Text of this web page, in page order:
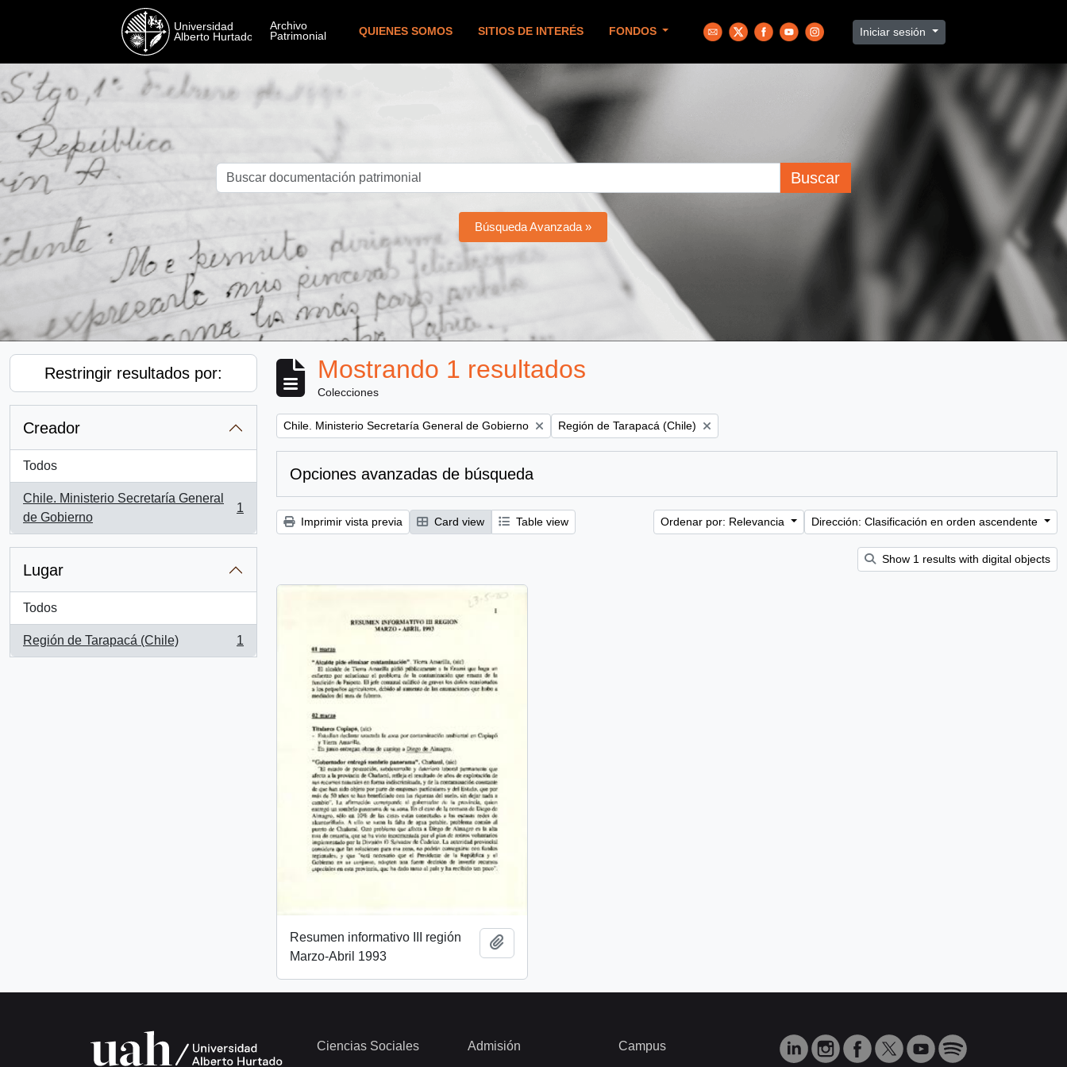
QUIENES SOMOS SITIOS DE INTERÉS FONDOS Iniciar sesión
Buscar
Búsqueda Avanzada »
Restringir resultados por:
Creador
Todos
Chile. Ministerio Secretaría General
de Gobierno
, 1 resultados
1
Lugar
Todos
Región de Tarapacá (Chile)
, 1 resultados
1
Mostrando 1 resultados
Colecciones
Remove filter:
Chile. Ministerio Secretaría General de Gobierno Remove filter:
Región de Tarapacá (Chile)
Opciones avanzadas de búsqueda
Imprimir vista previa Card view Table view Ordenar por: Relevancia Dirección: Clasificación en orden ascendente
Show 1 results with digital objects
Resumen informativo III región
Marzo-Abril 1993
Ciencias Sociales Admisión Campus